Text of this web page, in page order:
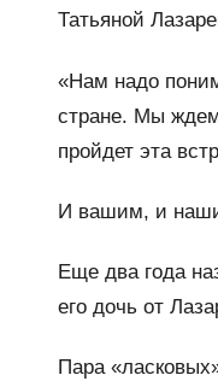
Татьяной
«Нам надо
стране. Мы
пройдет эта
И вашим, и
Еще два года
его дочь от
Пара